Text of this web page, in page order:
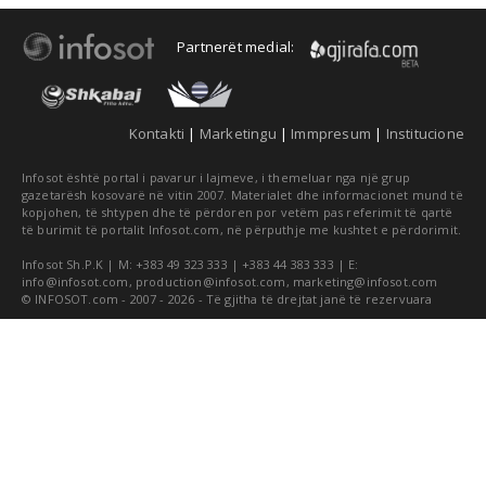
Partnerët medial:
Kontakti | Marketingu | Immpresum | Institucione
Infosot është portal i pavarur i lajmeve, i themeluar nga një grup
gazetarësh kosovarë në vitin 2007. Materialet dhe informacionet mund të
kopjohen, të shtypen dhe të përdoren por vetëm pas referimit të qartë
të burimit të portalit Infosot.com, në përputhje me kushtet e përdorimit.
Infosot Sh.P.K | M: +383 49 323 333 | +383 44 383 333 | E:
info@infosot.com , production@infosot.com , marketing@infosot.com
© INFOSOT.com - 2007 - 2026 - Të gjitha të drejtat janë të rezervuara